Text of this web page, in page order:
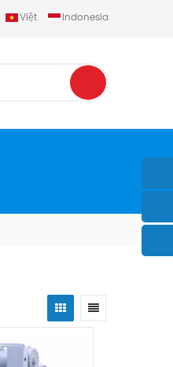
Việt Indonesia